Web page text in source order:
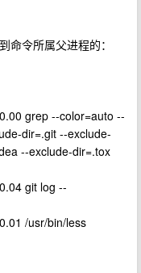
命令所属父进程的：
grep --color=auto --
dir=.git --exclude-
--exclude-dir=.tox
git log --
/usr/bin/less